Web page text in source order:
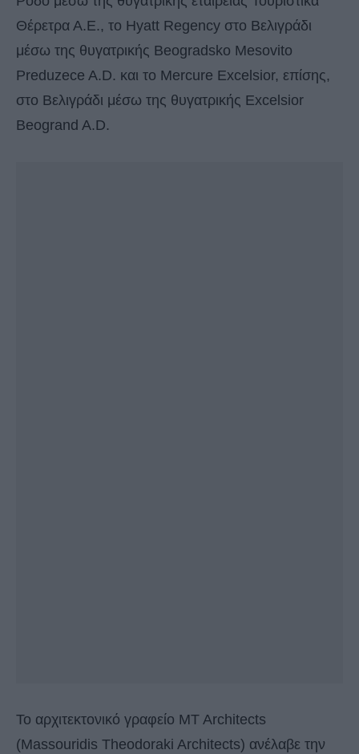
Θέρετρα Α.Ε., το Hyatt Regency στο Βελιγράδι
μέσω της θυγατρικής Beogradsko Mesovito
Preduzece A.D. και το Μercure Excelsior, επίσης,
στο Βελιγράδι μέσω της θυγατρικής Εxcelsior
Beogrand A.D.
To αρχιτεκτονικό γραφείο MT Architects
(Massouridis Theodoraki Architects) ανέλαβε την